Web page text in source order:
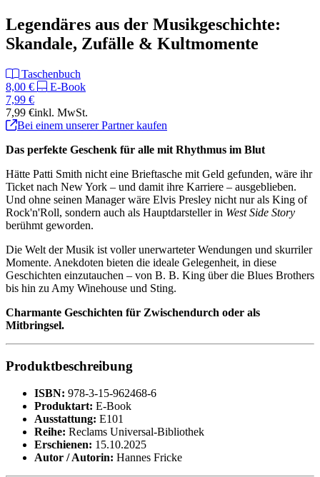
Legendäres aus der Musikgeschichte:
Skandale, Zufälle & Kultmomente
Taschenbuch
8,00 €
E-Book
7,99 €
7,99 €inkl. MwSt.
Bei einem unserer Partner kaufen
Das perfekte Geschenk für alle mit Rhythmus im Blut
Hätte Patti Smith nicht eine Brieftasche mit Geld gefunden, wäre ihr
Ticket nach New York – und damit ihre Karriere – ausgeblieben.
Und ohne seinen Manager wäre Elvis Presley nicht nur als King of
Rock'n'Roll, sondern auch als Hauptdarsteller in West Side Story
berühmt geworden.
Die Welt der Musik ist voller unerwarteter Wendungen und skurriler
Momente. Anekdoten bieten die ideale Gelegenheit, in diese
Geschichten einzutauchen – von B. B. King über die Blues Brothers
bis hin zu Amy Winehouse und Sting.
Charmante Geschichten für Zwischendurch oder als
Mitbringsel.
Produktbeschreibung
ISBN: 978-3-15-962468-6
Produktart: E-Book
Ausstattung: E101
Reihe: Reclams Universal-Bibliothek
Erschienen: 15.10.2025
Autor / Autorin: Hannes Fricke